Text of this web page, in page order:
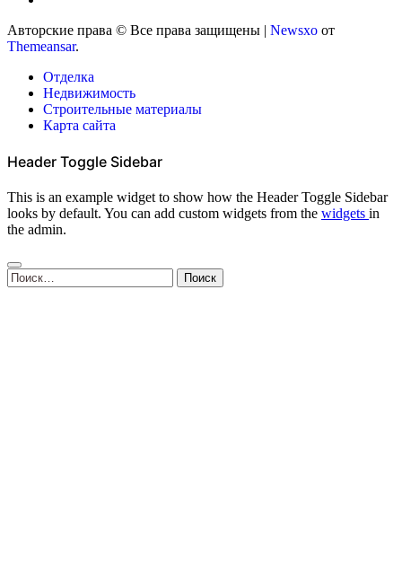
Авторские права © Все права защищены | Newsxo от
Themeansar.
Отделка
Недвижимость
Строительные материалы
Карта сайта
Header Toggle Sidebar
This is an example widget to show how the Header Toggle Sidebar
looks by default. You can add custom widgets from the widgets in
the admin.
Найти: